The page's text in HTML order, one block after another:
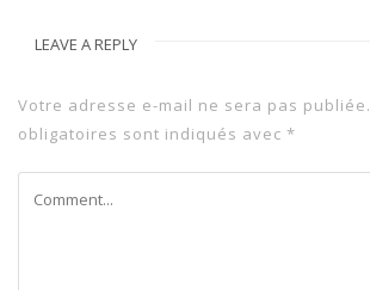
LEAVE A REPLY
Votre adresse e-mail ne sera pas publiée.
obligatoires sont indiqués avec *